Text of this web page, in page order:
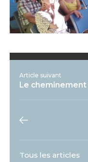
Article suivant
Le
Tous les articles